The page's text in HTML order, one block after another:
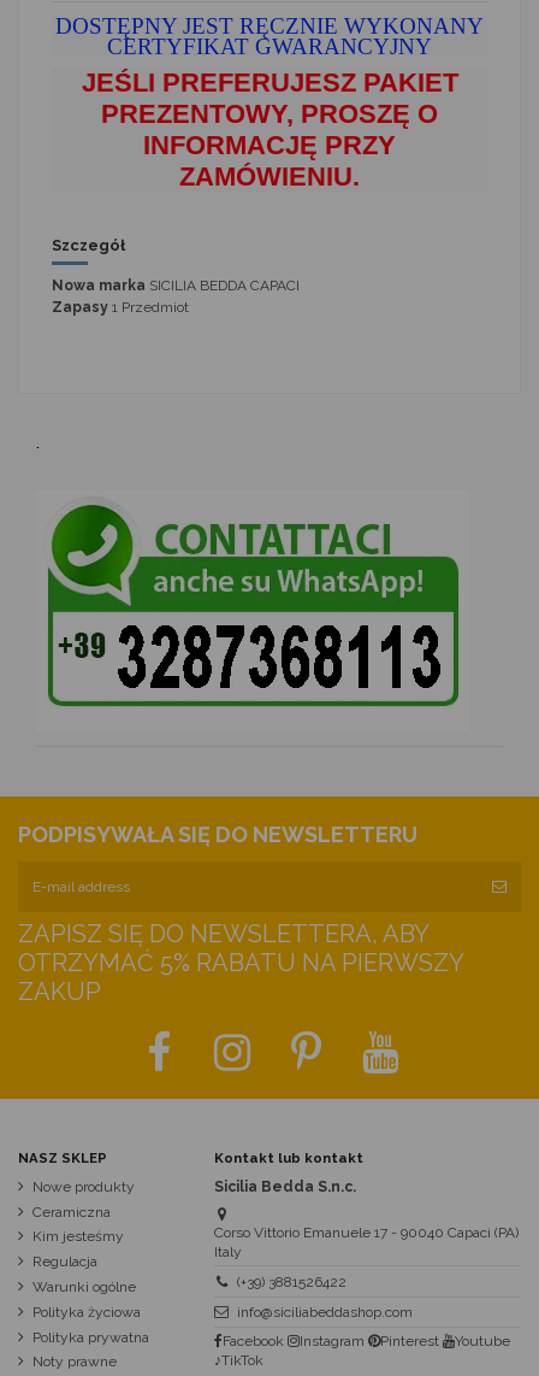
DOSTĘPNY JEST RĘCZNIE WYKONANY
CERTYFIKAT GWARANCYJNY
JEŚLI PREFERUJESZ PAKIET
PREZENTOWY, PROSZĘ O
INFORMACJĘ PRZY
ZAMÓWIENIU.
Szczegół
Nowa marka SICILIA BEDDA CAPACI
Zapasy 1 Przedmiot
PODPISYWAŁA SIĘ DO NEWSLETTERU
ZAPISZ SIĘ DO NEWSLETTERA, ABY
OTRZYMAĆ 5% RABATU NA PIERWSZY
ZAKUP
NASZ SKLEP
Nowe produkty
Ceramiczna
Kim jesteśmy
Regulacja
Warunki ogólne
Polityka życiowa
Polityka prywatna
Noty prawne
Kontakt lub kontakt
Sicilia Bedda S.n.c.
Corso Vittorio Emanuele 17 - 90040 Capaci (PA)
Italy
(+39) 3881526422
info@siciliabeddashop.com
Facebook
Instagram Pinterest
Youtube
♪TikTok